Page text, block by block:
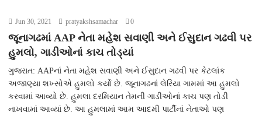
Jun 30, 2021 pratyakshsamachar 0
જૂનાગઢમાં AAP નેતા મહેશ સવાણી અને ઈસુદાન ગઢવી પર
હુમલો, ગાડીઓનાં કાચ તોડ્યાં
ગુજરાત: AAPનાં નેતા મહેશ સવાણી અને ઈસુદાન ગઢવી પર કેટલાંક
અજાણ્યા શખ્સોએ હુમલો કર્યો છે. જૂનાગઢનાં લેરિયા ગામમાં આ હુમલો
કરવામાં આવ્યો છે. હુમલા દરમિયાન તેમની ગાડીઓનાં કાચ પણ તોડી
નાખવામાં આવ્યાં છે. આ હુમલામાં આમ આદમી પાર્ટીનાં નેતાઓ પણ